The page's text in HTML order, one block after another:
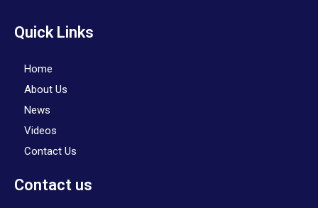
Quick Links
Home
About Us
News
Videos
Contact Us
Contact us